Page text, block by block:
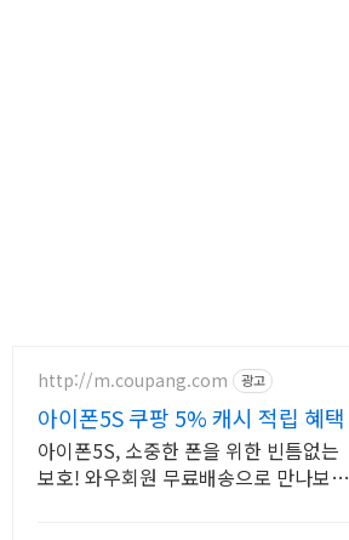
http://m.coupang.com 광고
아이폰5S 쿠팡 5% 캐시 적립 혜택
아이폰5S, 소중한 폰을 위한 빈틈없는
보호! 와우회원 무료배송으로 만나보세